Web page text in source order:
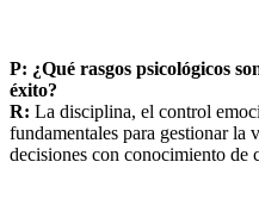
P: ¿Qué rasgos psicológicos
éxito?
R: La disciplina, el control
fundamentales para gestionar la
decisiones con conocimiento de